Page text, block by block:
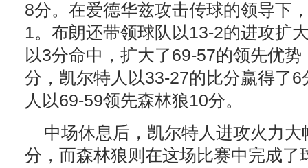
8分。在爱德华兹攻击传球的领导下
1。布朗还带领球队以13-2的进攻扩
以3分命中，扩大了69-57的领先优
分，凯尔特人以33-27的比分赢得了
人以69-59领先森林狼10分。
中场休息后，凯尔特人进攻火力
分，而森林狼则在这场比赛中完成了